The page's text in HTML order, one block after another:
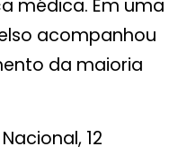
médica. Em uma
acompanhou
da maioria
12